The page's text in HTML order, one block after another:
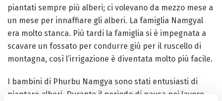
piantati sempre più alberi; ci volevano da mezzo mese a
un mese per innaffiare gli alberi. La famiglia Namgyal
era molto stanca. Più tardi la famiglia si è impegnata a
scavare un fossato per condurre giù per il ruscello di
montagna, così l’irrigazione è diventata molto più facile.
I bambini di Phurbu Namgya sono stati entusiasti di
piantare alberi. Durante il periodo di pausa nei lavoro